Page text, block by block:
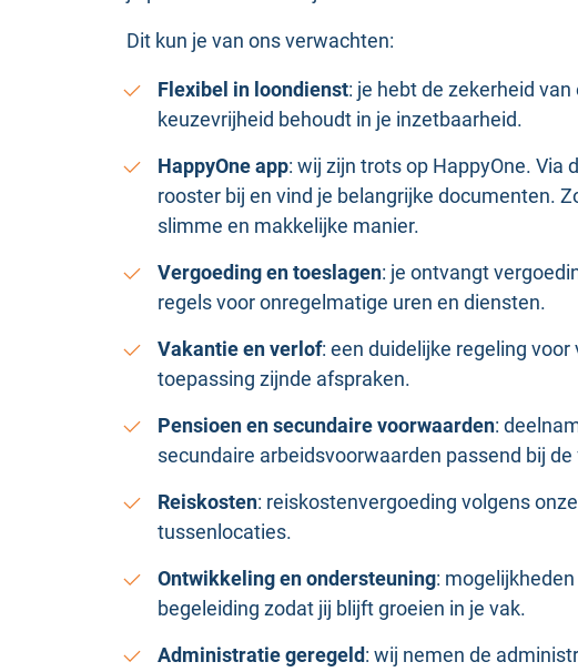
Dit kun je van ons verwachten:
Flexibel in loondienst: je hebt de zekerheid
keuzevrijheid behoudt in je inzetbaarheid.
HappyOne app: wij zijn trots op HappyOne. Via
rooster bij en vind je belangrijke documenten.
slimme en makkelijke manier.
Vergoeding en toeslagen: je ontvangt
regels voor onregelmatige uren en diensten.
Vakantie en verlof: een duidelijke regeling
toepassing zijnde afspraken.
Pensioen en secundaire voorwaarden:
secundaire arbeidsvoorwaarden passend bij
Reiskosten: reiskostenvergoeding volgens
tussenlocaties.
Ontwikkeling en ondersteuning:
begeleiding zodat jij blijft groeien in je vak.
Administratie geregeld: wij nemen de